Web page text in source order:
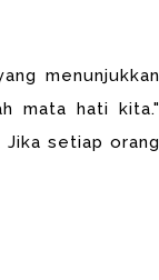
menunjukkan
mata hati kita."
setiap orang